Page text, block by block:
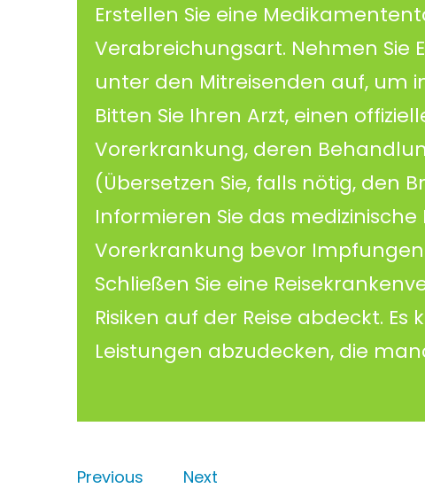
Erstellen Sie eine
Verabreichungsart. Nehmen Sie
unter den Mitreisenden auf, um
Bitten Sie Ihren Arzt, einen
Vorerkrankung, deren
(Übersetzen Sie, falls nötig, den
Informieren Sie das
Vorerkrankung bevor
Schließen Sie eine
Risiken auf der Reise abdeckt.
Leistungen abzudecken, die
Previous Next